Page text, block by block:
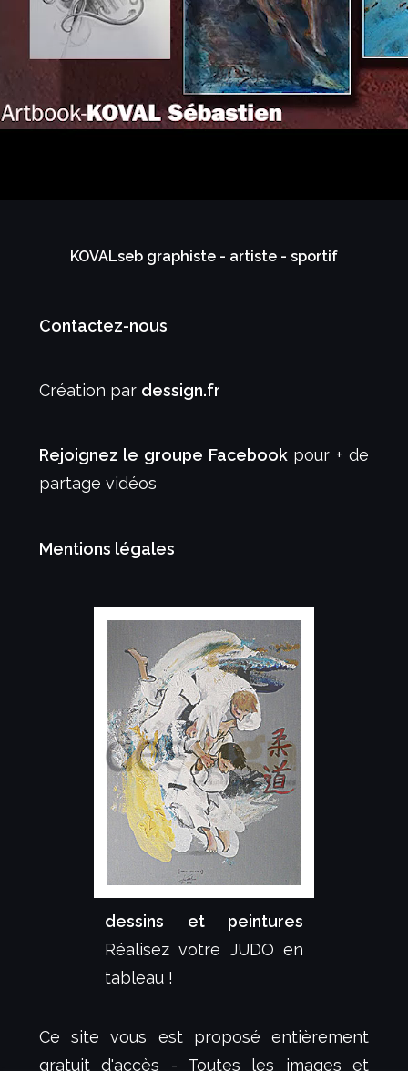
KOVALseb graphiste - artiste - sportif
Contactez-nous
Création par dessign.fr
Rejoignez le groupe Facebook pour + de
partage vidéos
Mentions légales
dessins et peintures
Réalisez votre JUDO en
tableau !
Ce site vous est proposé entièrement
gratuit d'accès - Toutes les images et